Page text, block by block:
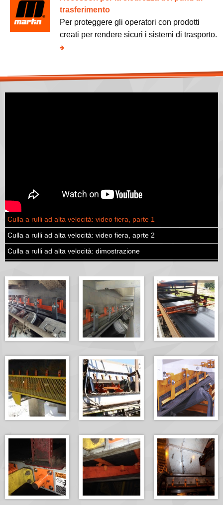
trasferimento
Per proteggere gli operatori con prodotti
creati per rendere sicuri i sistemi di trasporto.
Culla a rulli ad alta velocità: video fiera, parte 1
Culla a rulli ad alta velocità: video fiera, aprte 2
Culla a rulli ad alta velocità: dimostrazione
Sponda di contenimento doppia ApronSeal™: animazione
Panoramica prodotti EVO®
Culla di impatto EVO®: dimostrazione